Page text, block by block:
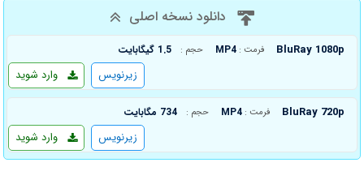
دانلود نسخه اصلی
BluRay 1080p فرمت : MP4 حجم : 1.5 گیگابایت
وارد شوید زیرنویس
BluRay 720p فرمت : MP4 حجم : 734 مگابایت
وارد شوید زیرنویس